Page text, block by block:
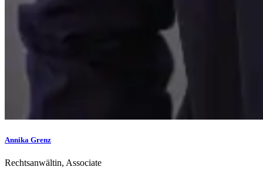
Annika Grenz
Rechtsanwältin, Associate